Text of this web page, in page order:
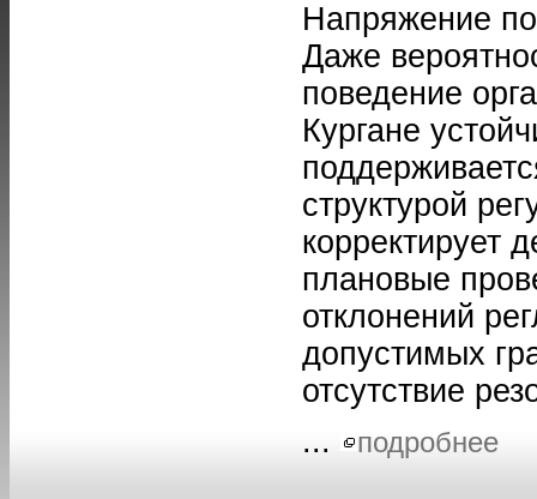
Напряжение
Даже
поведение
Кургане
структурой
корректирует
плановые
отклонений
допустимых
отсутствие
...
подробнее